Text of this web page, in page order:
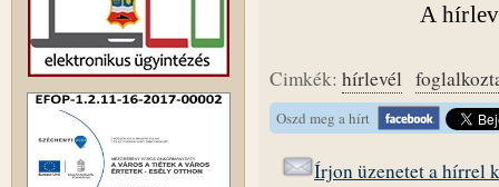
A
Cimkék: hírlevél
Oszd meg a hírt
Írjon üzenetet a hírrel